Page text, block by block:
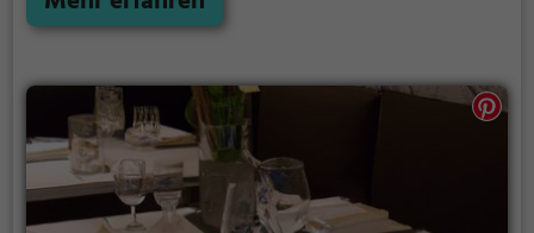
Ambiente lädt dazu ein, sich fallen zu lassen und die
Freunden oder der Familie – hier findet man für
jeden Anlass das passende Angebot. Tauche ein und
lasse sich von den köstlichen Speisen und
erfrischenden Getränken verzaubern. Ein Besuch im
Zum Findling ist ein Muss für alle Genießer und
Liebhaber der italienischen Küche.